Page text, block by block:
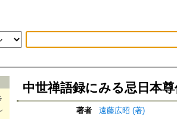
中世禅語録にみる忌日本
著者
遠藤広昭 (著)